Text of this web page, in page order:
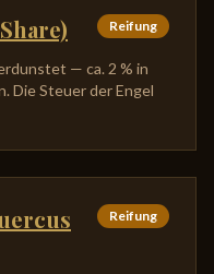
Reifung
— ca. 2 % in
Die Steuer der Engel
Reifung